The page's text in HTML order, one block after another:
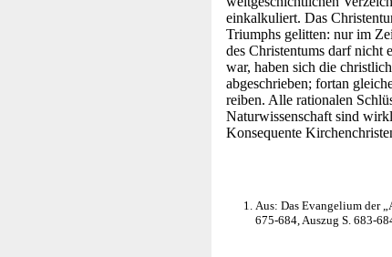
einkalkuliert. Das
Triumphs gelitten: nur im
des Christentums darf nicht
war, haben sich die
abgeschrieben; fortan
reiben. Alle rationalen
Naturwissenschaft sind
Konsequente
Aus: Das Evangelium der
675-684, Auszug S. 683-